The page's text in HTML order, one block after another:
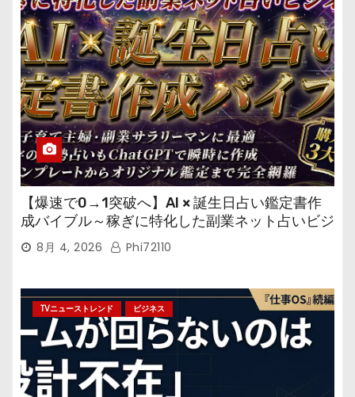
【爆速で0→1突破へ】AI × 誕生日占い鑑定書作
成バイブル～稼ぎに特化した副業ネット占いビジ
ネス8月 4, 2026 Phi72110
TVニューストレンド ビジネス